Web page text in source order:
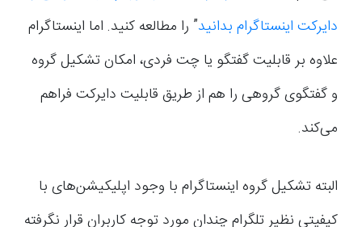
دایرکت اینستاگرام بدانید” را مطالعه کنید. اما اینستاگرام
علاوه بر قابلیت گفتگو یا چت فردی، امکان تشکیل گروه
و گفتگوی گروهی را هم از طریق قابلیت دایرکت فراهم
می‌کند.
البته تشکیل گروه اینستاگرام با وجود اپلیکیشن‌های با
کیفیتی نظیر تلگرام چندان مورد توجه کاربران قرار نگرفته